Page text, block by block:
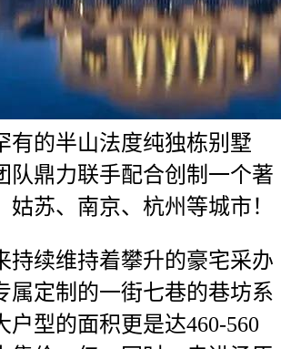
有的半山法度纯独栋别墅
队鼎力联手配合创制一个著
姑苏、南京、杭州等城市！
续维持着攀升的豪宅采办
属定制的一街七巷的巷坊系
户型的面积更是达460-560